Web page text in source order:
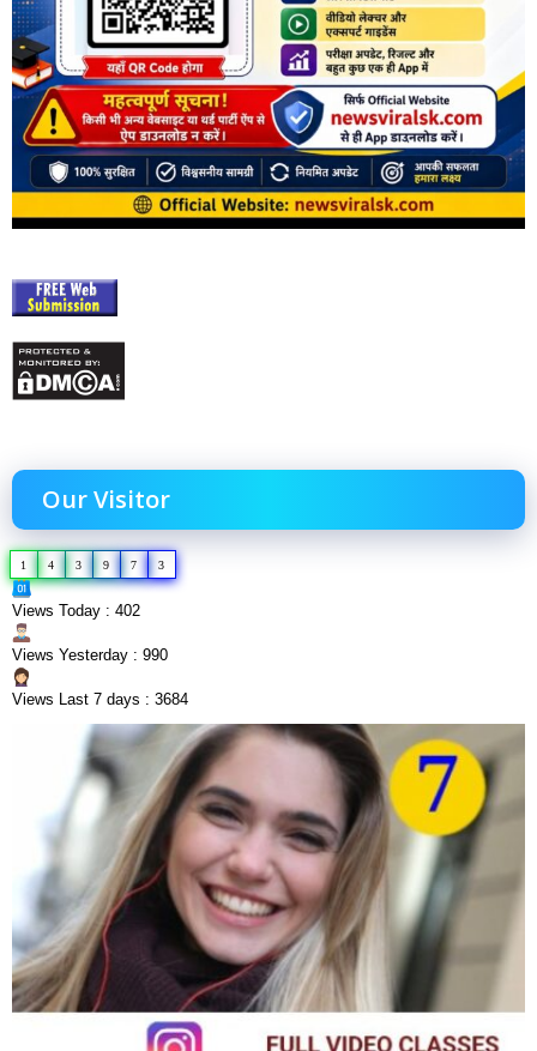
Our Visitor
1 4 3 9 7 3
Views Today : 402
Views Yesterday : 990
Views Last 7 days : 3684